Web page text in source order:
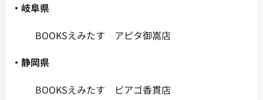
・岐阜県
BOOKSえみたす アピタ御嵩店
・静岡県
BOOKSえみたす ピアゴ香貫店